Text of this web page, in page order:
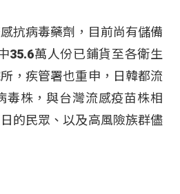
抗病毒藥劑，目前尚有儲備
35.6萬人份已鋪貨至各衛生
，疾管署也重申，日韓都流
毒株，與台灣流感疫苗株相
的民眾、以及高風險族群儘